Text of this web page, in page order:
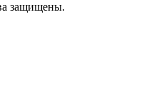
защищены.